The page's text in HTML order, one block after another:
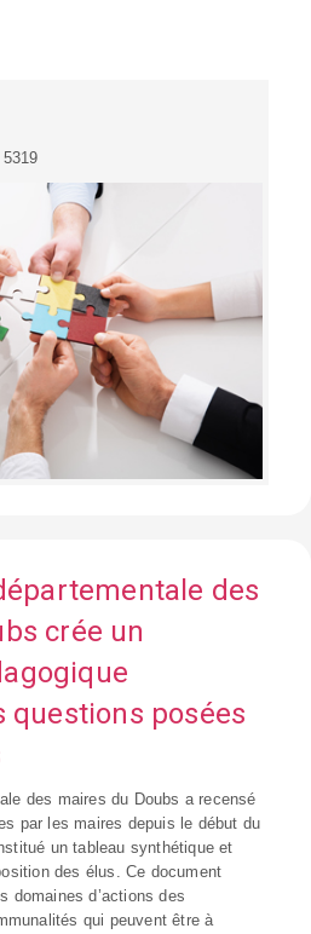
5319
des
crée un
questions posées
des maires du Doubs a recensé
par les maires depuis le début du
un tableau synthétique et
des élus. Ce document
domaines d’actions des
qui peuvent être à